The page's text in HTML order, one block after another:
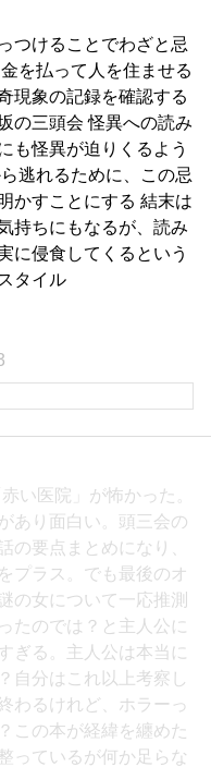
つけることでわざと忌
を払って人を住ませる
現象の記録を確認する
の三頭会 怪異への読み
も怪異が迫りくるよう
逃れるために、この忌
かすことにする 結末は
持ちにもなるが、読み
に侵食してくるという
タイル
い医院」が怖かった。
あり面白い。頭三会の
の要点まとめになり、
プラス。でも最後のオ
の女について一応推測
たのでは？と主人公に
ぎる。主人公は本当に
自分はこれ以上考察し
わるけれど、ホラーっ
この本が経緯を纏めた
っているが何か足らな